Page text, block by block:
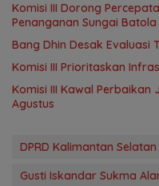
‎Komisi III Dorong
Penanganan Sungai Batola
‎Bang Dhin Desak Evaluasi
‎Komisi III Prioritaskan
Komisi III Kawal Perbaikan
Agustus
DPRD Kalimantan Selatan
Gusti Iskandar Sukma